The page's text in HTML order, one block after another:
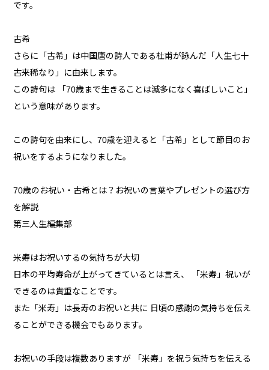
です。
古希
さらに「古希」は中国唐の詩人である杜甫が詠んだ「人生七十
古来稀なり」に由来します。
この詩句は 「70歳まで生きることは滅多になく喜ばしいこと」
という意味があります。
この詩句を由来にし、70歳を迎えると「古希」として節目のお
祝いをするようになりました。
70歳のお祝い・古希とは？お祝いの言葉やプレゼントの選び方
を解説
第三人生編集部
米寿はお祝いするの気持ちが大切
日本の平均寿命が上がってきているとは言え、 「米寿」祝いが
できるのは貴重なことです。
また「米寿」は長寿のお祝いと共に 日頃の感謝の気持ちを伝え
ることができる機会でもあります。
お祝いの手段は複数ありますが 「米寿」を祝う気持ちを伝える